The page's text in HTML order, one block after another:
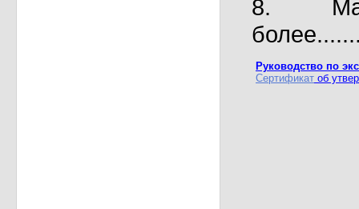
8.
Руководство по
Сертификат об